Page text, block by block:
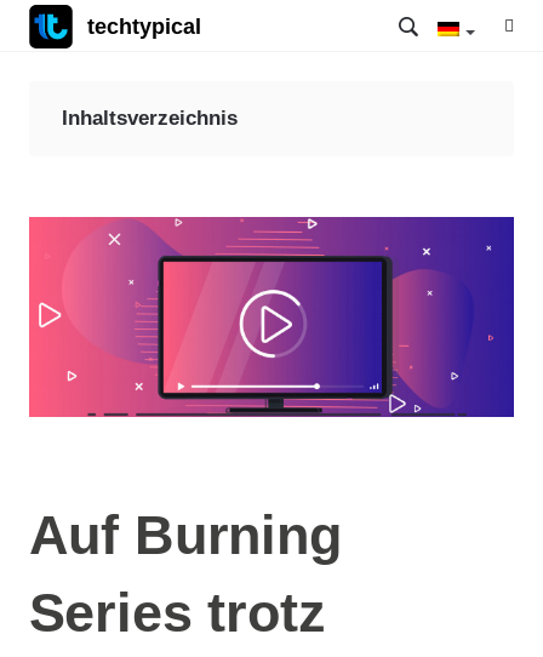
techtypical
Auf Burning
Series trotz
Inhaltsverzeichnis